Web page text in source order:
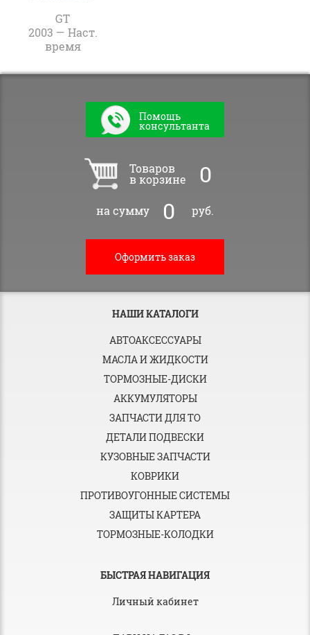
GT
2003 — Наст.
время
Помощь
консультанта
Товаров
в корзине 0
на сумму 0 руб.
Оформить заказ
НАШИ КАТАЛОГИ
АВТОАКСЕССУАРЫ
МАСЛА И ЖИДКОСТИ
ТОРМОЗНЫЕ-ДИСКИ
АККУМУЛЯТОРЫ
ЗАПЧАСТИ ДЛЯ ТО
ДЕТАЛИ ПОДВЕСКИ
КУЗОВНЫЕ ЗАПЧАСТИ
КОВРИКИ
ПРОТИВОУГОННЫЕ СИСТЕМЫ
ЗАЩИТЫ КАРТЕРА
ТОРМОЗНЫЕ-КОЛОДКИ
БЫСТРАЯ НАВИГАЦИЯ
Личный кабинет